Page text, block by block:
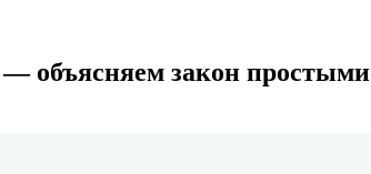
объясняем закон